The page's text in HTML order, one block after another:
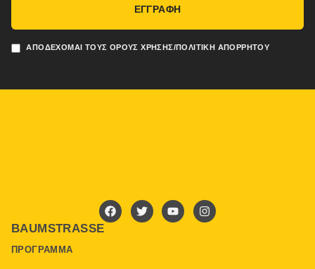
ΑΠΟΔΈΧΟΜΑΙ ΤΟΥΣ ΌΡΟΥΣ ΧΡΉΣΗΣ/ΠΟΛΙΤΙΚΉ ΑΠΟΡΡΉΤΟΥ
ΕΓΓΡΑΦΗ
BAUMSTRASSE
ΠΡΌΓΡΑΜΜΑ